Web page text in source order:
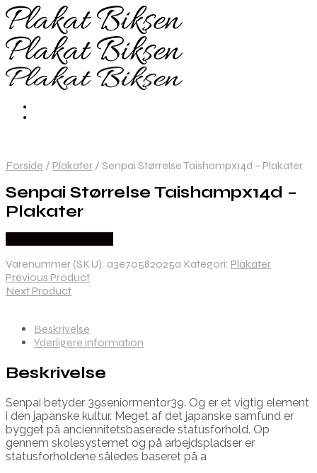
Forside / Plakater / Senpai Størrelse Taishampx14d – Plakater
Senpai Størrelse Taishampx14d –
Plakater
Varenummer (SKU): a3e70582025a Kategori: Plakater
Previous Product
Next Product
Beskrivelse
Yderligere information
Beskrivelse
Senpai betyder 39seniormentor39. Og er et vigtig element
i den japanske kultur. Meget af det japanske samfund er
bygget på anciennitetsbaserede statusforhold. Op
gennem skolesystemet og på arbejdspladser er
statusforholdene således baseret på a